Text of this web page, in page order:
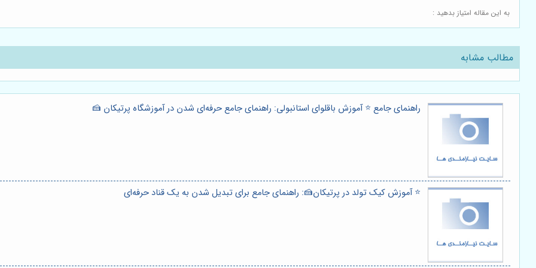
به این مقاله امتیاز بدهید :
مطالب مشابه
راهنمای جامع ⭐️ آموزش باقلوای استانبولی: راهنمای جامع حرفه‌ای شدن در آموزشگاه پرتیکان 🍰
⭐️ آموزش کیک تولد در پرتیکان🍰: راهنمای جامع برای تبدیل شدن به یک قناد حرفه‌ای